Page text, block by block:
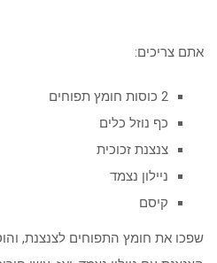
אתם צריכים:
2 כוסות חומץ תפוחים
כף נוזל כלים
צנצנת זכוכית
ניילון נצמד
קיסם
שפכו את חומץ התפוחים לצנצנת,